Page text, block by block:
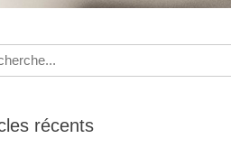
récents